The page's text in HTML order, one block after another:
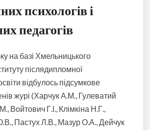
психологів і
педагогів
на базі Хмельницького
післядипломної
відбулось підсумкове
журі (Харчук А.М., Гулеватий
Войтович Г.І., Клімкіна Н.Г.,
Пастух Л.В., Мазур О.А., Дейчук